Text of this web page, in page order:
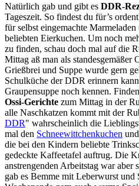
Natürlich gab und gibt es DDR-
Tageszeit. So findest du für’s
für selbst eingemachte
beliebten Eierkuchen. Um noch
zu finden, schau doch mal auf die
Mittag aß man als standesgemäßer
Grießbrei und Suppe wurde gern
Schulküche der DDR erinnern
Graupensuppe noch kennen.
Ossi-Gerichte zum Mittag in der
alle Naschkatzen kommt mit der
DDR" wahrscheinlich die
mal den Schneewittchenkuchen
die bei den Kindern beliebte
gedeckte Kaffeetafel auftrug. Die
anstrengenden Arbeitstag war aber
gab es Bemme mit Leberwurst und